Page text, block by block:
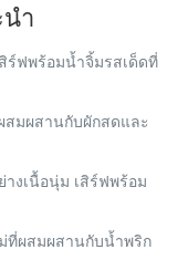
ำ
ร์ฟพร้อมน้ำจิ้มรสเด็ดที่
มผสานกับผักสดและ
งเนื้อนุ่ม เสิร์ฟพร้อม
ที่ผสมผสานกับน้ำพริก